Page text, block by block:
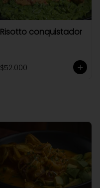
Risotto conquistador
$52.000